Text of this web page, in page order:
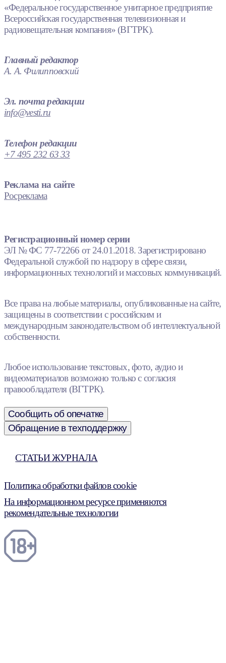
«Федеральное государственное унитарное предприятие
Всероссийская государственная телевизионная и
радиовещательная компания» (ВГТРК).
Главный редактор
А. А. Филипповский
Эл. почта редакции
info@vesti.ru
Телефон редакции
+7 495 232 63 33
Реклама на сайте
Росреклама
Регистрационный номер серии
ЭЛ № ФС 77-72266 от 24.01.2018. Зарегистрировано
Федеральной службой по надзору в сфере связи,
информационных технологий и массовых коммуникаций.
Все права на любые материалы, опубликованные на сайте,
защищены в соответствии с российским и
международным законодательством об интеллектуальной
собственности.
Любое использование текстовых, фото, аудио и
видеоматериалов возможно только с согласия
правообладателя (ВГТРК).
Сообщить об опечатке
Обращение в техподдержку
СТАТЬИ ЖУРНАЛА
Политика обработки файлов cookie
На информационном ресурсе применяются
рекомендательные технологии